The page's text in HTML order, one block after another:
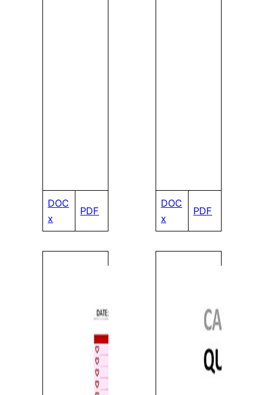
DOC
x
PDF
DOC
x
PDF